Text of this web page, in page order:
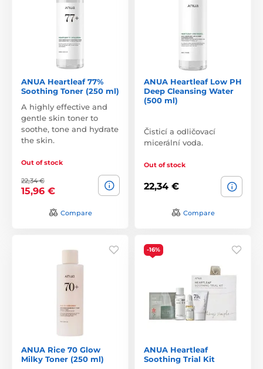
ANUA Heartleaf 77%
Soothing Toner (250 ml)
A highly effective and
gentle skin toner to
soothe, tone and hydrate
the skin.
Out of stock
22,34 €
15,96 €
Compare
ANUA Heartleaf Low PH
Deep Cleansing Water
(500 ml)
Čisticí a odličovací
micerální voda.
Out of stock
22,34 €
Compare
ANUA Rice 70 Glow
Milky Toner (250 ml)
-16%
ANUA Heartleaf
Soothing Trial Kit